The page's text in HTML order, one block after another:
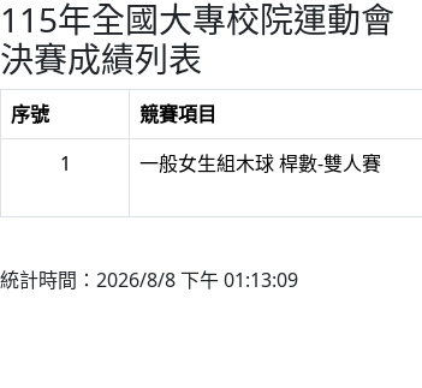
115年全國大專校院運動會
決賽成績列表
序號 競賽項目
1
一般女生組木球 桿數-雙人賽
統計時間：2026/8/8 下午 01:13:09